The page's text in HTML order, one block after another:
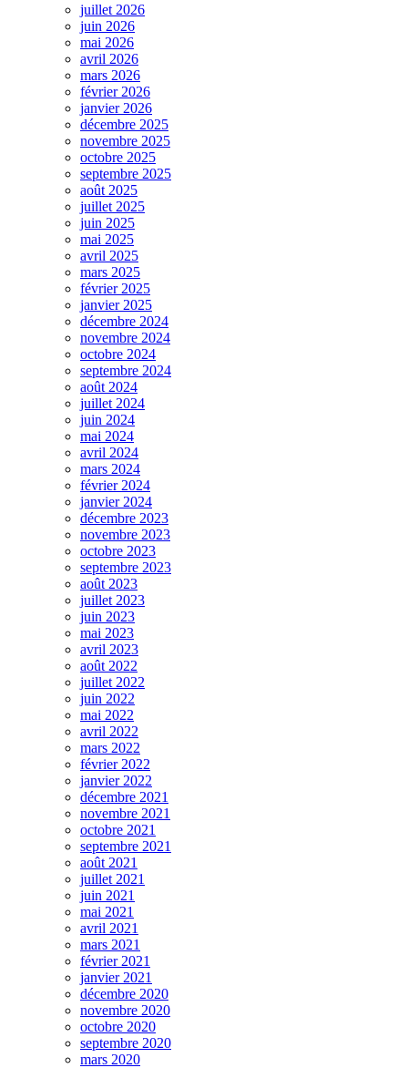
juillet 2026
juin 2026
mai 2026
avril 2026
mars 2026
février 2026
janvier 2026
décembre 2025
novembre 2025
octobre 2025
septembre 2025
août 2025
juillet 2025
juin 2025
mai 2025
avril 2025
mars 2025
février 2025
janvier 2025
décembre 2024
novembre 2024
octobre 2024
septembre 2024
août 2024
juillet 2024
juin 2024
mai 2024
avril 2024
mars 2024
février 2024
janvier 2024
décembre 2023
novembre 2023
octobre 2023
septembre 2023
août 2023
juillet 2023
juin 2023
mai 2023
avril 2023
août 2022
juillet 2022
juin 2022
mai 2022
avril 2022
mars 2022
février 2022
janvier 2022
décembre 2021
novembre 2021
octobre 2021
septembre 2021
août 2021
juillet 2021
juin 2021
mai 2021
avril 2021
mars 2021
février 2021
janvier 2021
décembre 2020
novembre 2020
octobre 2020
septembre 2020
mars 2020